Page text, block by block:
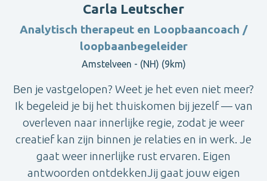
Carla Leutscher
Analytisch therapeut en Loopbaancoach /
loopbaanbegeleider
Amstelveen - (NH) (9km)
Ben je vastgelopen? Weet je het even niet meer?
Ik begeleid je bij het thuiskomen bij jezelf — van
overleven naar innerlijke regie, zodat je weer
creatief kan zijn binnen je relaties en in werk. Je
gaat weer innerlijke rust ervaren. Eigen
antwoorden ontdekkenJij gaat jouw eigen